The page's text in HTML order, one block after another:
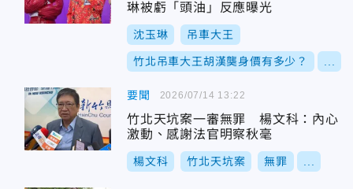
琳被虧「頭油」反應曝光
沈玉琳 吊車大王
竹北吊車大王胡漢龑身價有多少？
要聞
竹北天坑案一審無罪 楊文科：內心
激動、感謝法官明察秋毫
楊文科 竹北天坑案 無罪
2026/07/14 13:22